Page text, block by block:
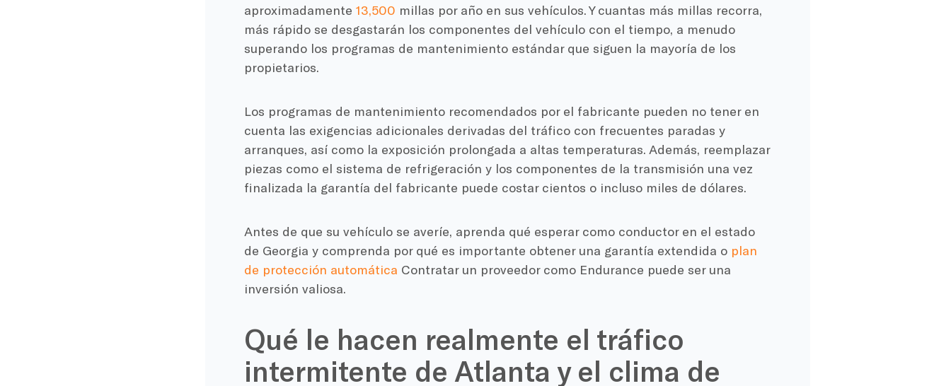
aproximadamente 13,500 millas por año en sus vehículos. Y cuantas más millas recorra,
más rápido se desgastarán los componentes del vehículo con el tiempo, a menudo
superando los programas de mantenimiento estándar que siguen la mayoría de los
propietarios.
Los programas de mantenimiento recomendados por el fabricante pueden no tener en
cuenta las exigencias adicionales derivadas del tráfico con frecuentes paradas y
arranques, así como la exposición prolongada a altas temperaturas. Además, reemplazar
piezas como el sistema de refrigeración y los componentes de la transmisión una vez
finalizada la garantía del fabricante puede costar cientos o incluso miles de dólares.
Antes de que su vehículo se averíe, aprenda qué esperar como conductor en el estado
de Georgia y comprenda por qué es importante obtener una garantía extendida o plan
de protección automática Contratar un proveedor como Endurance puede ser una
inversión valiosa.
Qué le hacen realmente el tráfico
intermitente de Atlanta y el clima de